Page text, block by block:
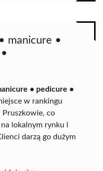
manicure •
• pedicure •
w rankingu
co
lokalnym rynku i
darzą go dużym